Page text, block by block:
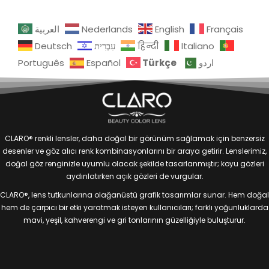
العربية Nederlands English
Français
Deutsch
עִבְרִית हिन्दी
Italiano
Português
Español Türkçe اردو
CLARO® renkli lensler, daha doğal bir görünüm sağlamak için benzersiz
desenler ve göz alıcı renk kombinasyonlarını bir araya getirir. Lenslerimiz,
doğal göz renginizle uyumlu olacak şekilde tasarlanmıştır; koyu gözleri
aydınlatırken açık gözleri de vurgular.
CLARO®, lens tutkunlarına olağanüstü grafik tasarımlar sunar. Hem doğal
hem de çarpıcı bir etki yaratmak isteyen kullanıcıları; farklı yoğunluklarda
mavi, yeşil, kahverengi ve gri tonlarının güzelliğiyle buluşturur.